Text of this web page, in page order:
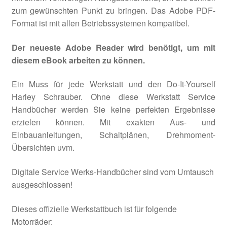
zum gewünschten Punkt zu bringen. Das Adobe PDF-
Format ist mit allen Betriebssystemen kompatibel.
Der neueste Adobe Reader wird benötigt, um mit
diesem eBook arbeiten zu können.
Ein Muss für jede Werkstatt und den Do-It-Yourself
Harley Schrauber. Ohne diese Werkstatt Service
Handbücher werden Sie keine perfekten Ergebnisse
erzielen können. Mit exakten Aus- und
Einbauanleitungen, Schaltplänen, Drehmoment-
Übersichten uvm.
Digitale Service Werks-Handbücher sind vom Umtausch
ausgeschlossen!
Dieses offizielle Werkstattbuch ist für folgende
Motorräder: